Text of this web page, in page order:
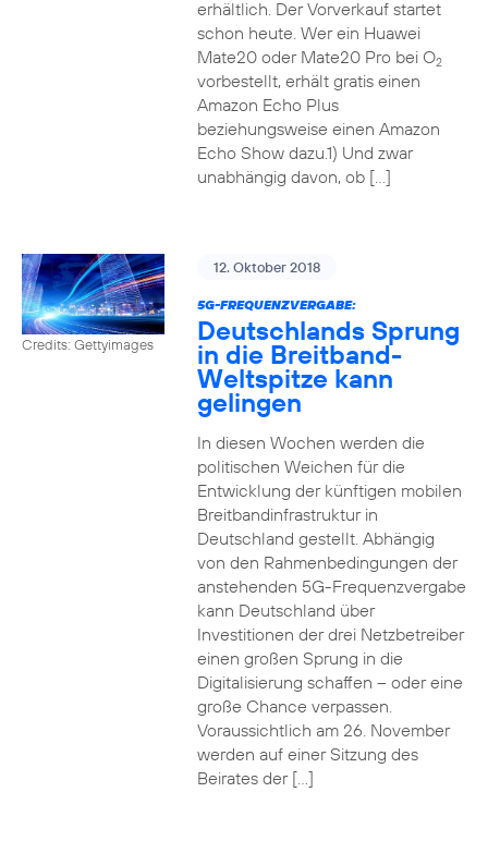
erhältlich. Der Vorverkauf startet
schon heute. Wer ein Huawei
Mate20 oder Mate20 Pro bei O2
vorbestellt, erhält gratis einen
Amazon Echo Plus
beziehungsweise einen Amazon
Echo Show dazu.1) Und zwar
unabhängig davon, ob […]
Credits: Gettyimages
12. Oktober 2018
5G-FREQUENZVERGABE:
Deutschlands Sprung
in die Breitband-
Weltspitze kann
gelingen
In diesen Wochen werden die
politischen Weichen für die
Entwicklung der künftigen mobilen
Breitbandinfrastruktur in
Deutschland gestellt. Abhängig
von den Rahmenbedingungen der
anstehenden 5G-Frequenzvergabe
kann Deutschland über
Investitionen der drei Netzbetreiber
einen großen Sprung in die
Digitalisierung schaffen – oder eine
große Chance verpassen.
Voraussichtlich am 26. November
werden auf einer Sitzung des
Beirates der […]